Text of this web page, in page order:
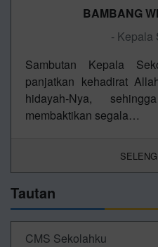
BAMBANG
- Kepala
Sambutan Kepala
panjatkan kehadirat
hidayah-Nya,
membaktikan segala…
Tautan
CMS Sekolahku